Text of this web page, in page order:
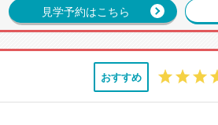
見学予約はこちら
おすすめ